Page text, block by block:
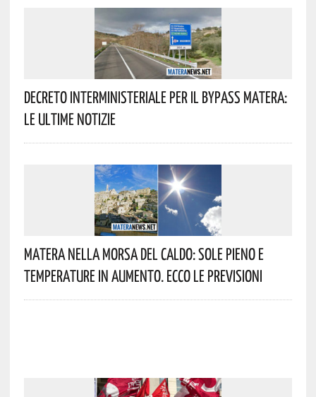
Decreto Interministeriale Per Il Bypass Matera:
Le Ultime Notizie
Matera Nella Morsa Del Caldo: Sole Pieno E
Temperature In Aumento. Ecco Le Previsioni